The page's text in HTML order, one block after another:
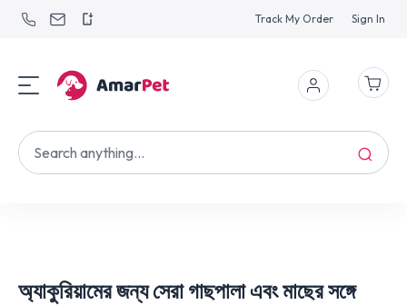
Track My Order Sign In
অ্যাকুরিয়ামের জন্য সেরা গাছপালা এবং মাছের সঙ্গে